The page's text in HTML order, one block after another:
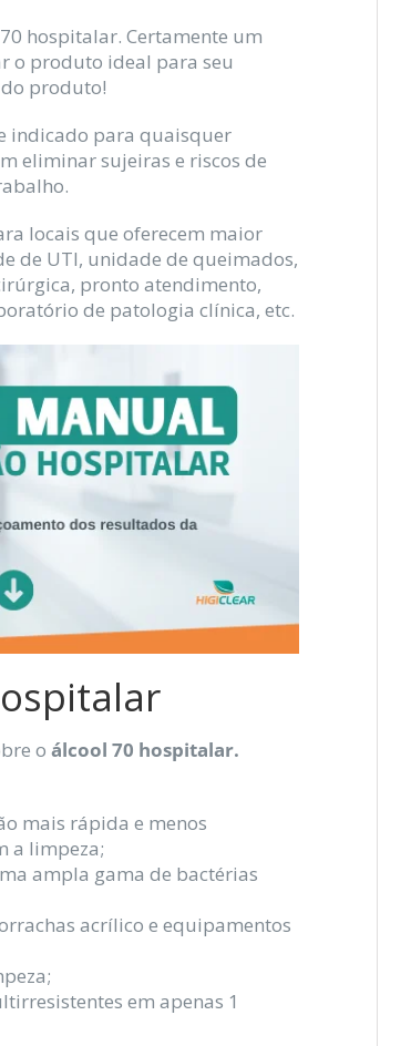
cima
ou
para
aumentar
diminuir
o
hospitalar. Certamente um
o produto ideal para seu
produto!
indicado para quaisquer
eliminar sujeiras e riscos de
locais que oferecem maior
de UTI, unidade de queimados,
pronto atendimento,
de patologia clínica, etc.
oálcool 70 hospitalar.
mais rápida e menos
a limpeza;
ampla gama de bactérias
acrílico e equipamentos
em apenas 1